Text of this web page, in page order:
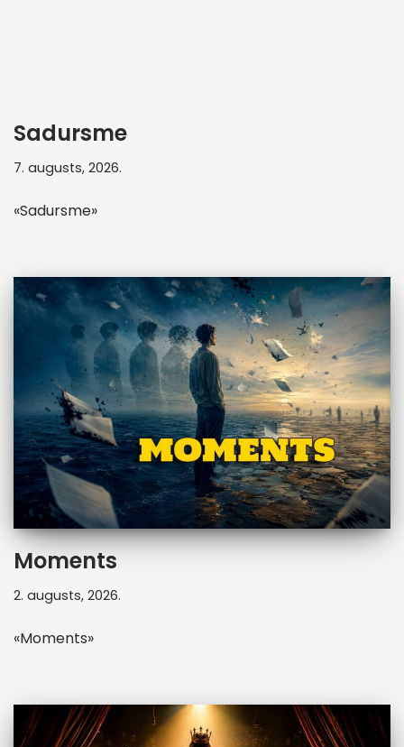
Sadursme
7. augusts, 2026.
«Sadursme»
Moments
2. augusts, 2026.
«Moments»